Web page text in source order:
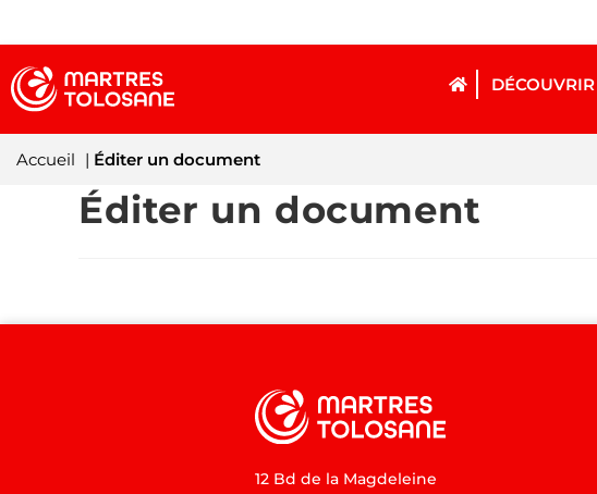
Accueil | Éditer un document
Éditer un document
12 Bd de la Magdeleine